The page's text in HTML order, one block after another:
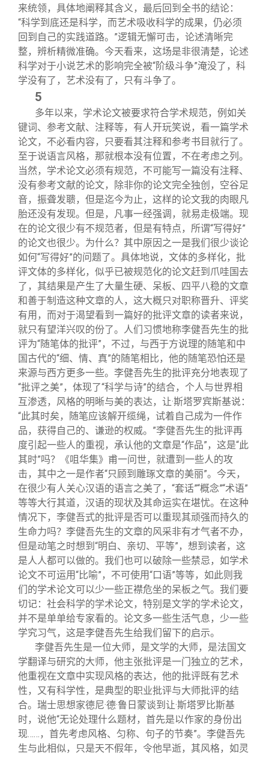
来统领，具体地阐释其含义，最后回到全书的结论：
“科学到底还是科学，而艺术吸收科学的成果，仍必须
回到自己的实践道路。”逻辑无懈可击，论述清晰完
整，辨析精微准确。今天看来，这场是非很清楚，论述
科学对于小说艺术的影响完全被“阶级斗争”淹没了，科
学没有了，艺术没有了，只有斗争了。
5
多年以来，学术论文被要求符合学术规范，例如关
键词、参考文献、注释等，有人开玩笑说，看一篇学术
论文，不必看内容，只要看其注释和参考书目就行了。
至于说语言风格，那就根本没有位置，不在考虑之列。
当然，学术论文必须有规范，不可能写一篇没有注释、
没有参考文献的论文，除非你的论文完全独创，空谷足
音，振聋发聩，但是迄今为止，这样的论文我的肉眼凡
胎还没有发现。但是，凡事一经强调，就易走极端。现
在的论文很少有不规范者，但是有特点，所谓“写得好”
的论文也很少。为什么？其中原因之一是我们很少谈论
如何“写得好”的问题了。具体地说，文体的多样化，批
评文体的多样化，似乎已被规范化的论文赶到爪哇国去
了，其结果是产生了大量生硬、呆板、四平八稳的文章
和善于制造这种文章的人，这大概只对职称晋升、评奖
有用，而对于渴望看到一篇好的批评文章的读者来说，
就只有望洋兴叹的份了。人们习惯地称李健吾先生的批
评为“随笔体的批评”，不过，与西于方说理的随笔和中
国古代的“细、情、真”的随笔相比，他的随笔恐怕还是
来源与西方更多一些。李健吾先生的批评充分地表现了
“批评之美”，体现了“科学与诗”的结合，个人与世界相
互渗透，风格的明晰与美的表达，让·斯塔罗宾斯基说：
“此其时矣，随笔应该解开缆绳，试着自己成为一件作
品，获得自己的、谦逊的权威。”李健吾先生的批评再
度引起一些人的重视，承认他的文章是“作品”，这是“此
其时”吗？《咀华集》甫一问世，就遭到一些人的攻
击，其中之一是作者“只顾到雕琢文章的美丽”。今天，
在很少有人关心汉语的语言之美了，“套话”“概念”“术语”
等等大行其道，汉语的现状及其命运实在堪忧。在这种
情况下，李健吾式的批评是否可以重现其顽强而持久的
生命力吗？李健吾先生的文章的风采非有才气者不办，
但是动笔之时想到“明白、亲切、平等”，想到读者，这
是人人都可以做的。我们也可以破除一些禁忌，如学术
论文不可运用“比喻”，不可使用“口语”等等，如此则我
们的学术论文可以少一些正襟危坐的呆板之气。我们要
切记：社会科学的学术论文，特别是文学的学术论文，
并不是单单给专家看的。论文多一些生活气息，少一些
学究习气，这是李健吾先生给我们留下的启示。
李健吾先生是一位大师，是文学的大师，是法国文
学翻译与研究的大师，他主张批评是一门独立的艺术，
他重视在文章中实现风格的表达，他的批评既有艺术
性，又有科学性，是典型的职业批评与大师批评的结
合。瑞士思想家德尼·德·鲁日蒙谈到让·斯塔罗比斯基
时，说他“无论处理什么题材，首先是以作家的身份出
现……，首先考虑风格、匀称、句子的节奏”。李健吾先
生与此相似，只是天不假年，令他早逝，其风格，如灵